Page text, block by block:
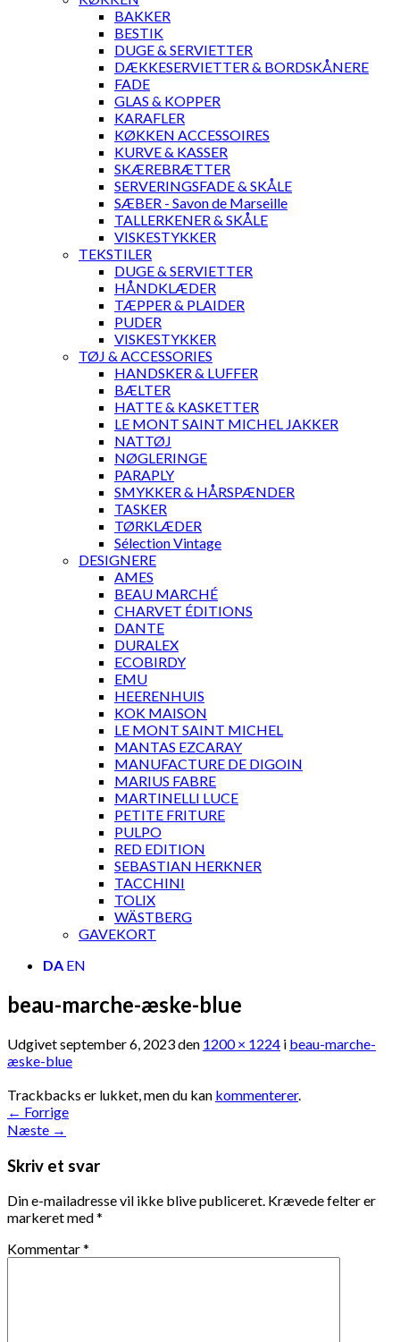
BAKKER
BESTIK
DUGE & SERVIETTER
DÆKKESERVIETTER & BORDSKÅNERE
FADE
GLAS & KOPPER
KARAFLER
KØKKEN ACCESSOIRES
KURVE & KASSER
SKÆREBRÆTTER
SERVERINGSFADE & SKÅLE
SÆBER - Savon de Marseille
TALLERKENER & SKÅLE
VISKESTYKKER
TEKSTILER
DUGE & SERVIETTER
HÅNDKLÆDER
TÆPPER & PLAIDER
PUDER
VISKESTYKKER
TØJ & ACCESSORIES
HANDSKER & LUFFER
BÆLTER
HATTE & KASKETTER
LE MONT SAINT MICHEL JAKKER
NATTØJ
NØGLERINGE
PARAPLY
SMYKKER & HÅRSPÆNDER
TASKER
TØRKLÆDER
Sélection Vintage
DESIGNERE
AMES
BEAU MARCHÉ
CHARVET ÉDITIONS
DANTE
DURALEX
ECOBIRDY
EMU
HEERENHUIS
KOK MAISON
LE MONT SAINT MICHEL
MANTAS EZCARAY
MANUFACTURE DE DIGOIN
MARIUS FABRE
MARTINELLI LUCE
PETITE FRITURE
PULPO
RED EDITION
SEBASTIAN HERKNER
TACCHINI
TOLIX
WÄSTBERG
GAVEKORT
DA EN
beau-marche-æske-blue
Udgivetseptember 6, 2023den 1200 × 1224 i beau-marche-
æske-blue
Trackbacks er lukket, men du kan kommenterer.
← Forrige
Næste →
Skriv et svar
Din e-mailadresse vil ikke blive publiceret. Krævede felter er
markeret med*
Kommentar*